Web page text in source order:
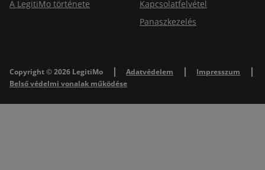
A LegitiMo története
Kapcsolatfelvétel
Panaszkezelés
Copyright © 2026 LegitiMo Adatvédelem
Impresszum
Belső védelmi vonalak működése